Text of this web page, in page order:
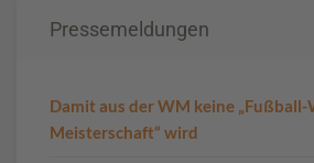
Pressemeldungen
Damit aus der WM keine
Meisterschaft“ wird